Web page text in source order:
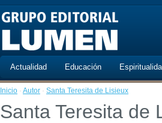
Actualidad Educación
Inicio · Autor · Santa Teresita de Lisieux
Santa Teresita de